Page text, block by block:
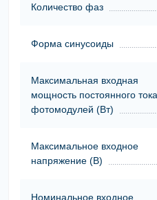
Количество фаз
Форма синусоиды
Максимальная входная
мощность постоянного тока
фотомодулей (Вт)
Максимальное входное
напряжение (В)
Номинальное входное